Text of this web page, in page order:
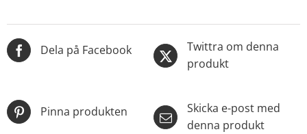
Dela på Facebook
Twittra om denna
produkt
Pinna produkten
Skicka e-post med
denna produkt